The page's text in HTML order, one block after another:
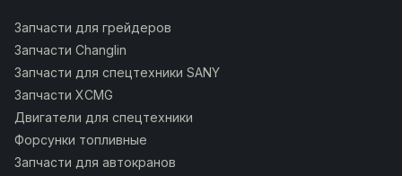
Запчасти для грейдеров
Запчасти Changlin
Запчасти для спецтехники SANY
Запчасти XCMG
Двигатели для спецтехники
Форсунки топливные
Запчасти для автокранов